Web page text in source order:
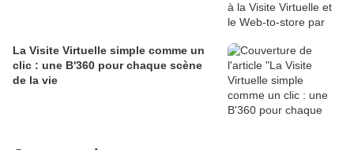
La Visite Virtuelle simple comme un
clic : une B'360 pour chaque scène
de la vie